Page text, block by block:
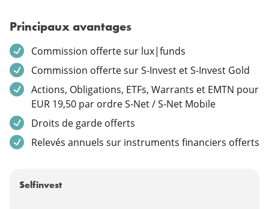
Principaux avantages
Commission offerte sur lux|funds
Commission offerte sur S-Invest et S-Invest Gold
Actions, Obligations, ETFs, Warrants et EMTN pour
EUR 19,50 par ordre S-Net / S-Net Mobile
Droits de garde offerts
Relevés annuels sur instruments financiers offerts
Selfinvest